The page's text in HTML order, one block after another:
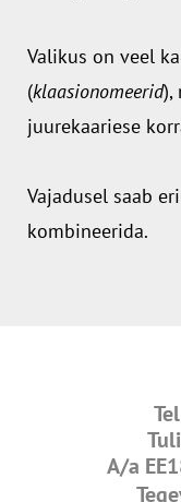
Valikus on veel
(klaasionomeerid),
juurekaariese
Vajadusel saab
kombineerida.
Tel
A/a